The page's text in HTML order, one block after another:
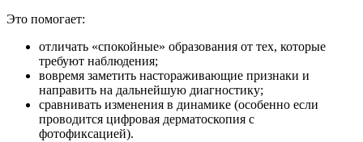
Это помогает:
отличать «спокойные» образования от тех, которые
требуют наблюдения;
вовремя заметить настораживающие признаки и
направить на дальнейшую диагностику;
сравнивать изменения в динамике (особенно если
проводится цифровая дерматоскопия с
фотофиксацией).